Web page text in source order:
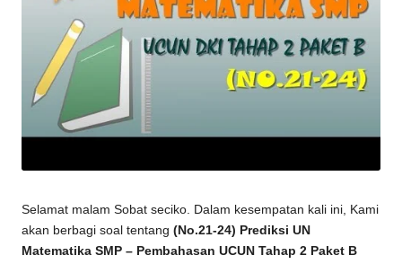
Selamat malam Sobat seciko. Dalam kesempatan kali ini, Kami
akan berbagi soal tentang (No.21-24) Prediksi UN
Matematika SMP – Pembahasan UCUN Tahap 2 Paket B